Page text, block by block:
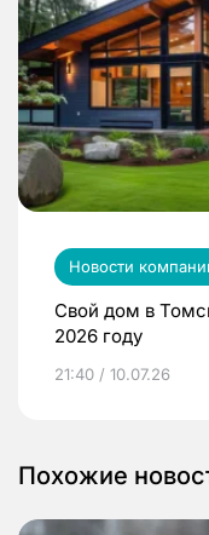
Новости
Свой дом в
2026 году
21:40 / 10.07.26
Похожие